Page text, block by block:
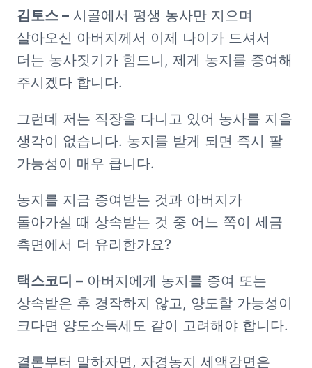
김토스 – 시골에서 평생 농사만 지으며
살아오신 아버지께서 이제 나이가 드셔서
더는 농사짓기가 힘드니, 제게 농지를 증여해
주시겠다 합니다.
그런데 저는 직장을 다니고 있어 농사를 지을
생각이 없습니다. 농지를 받게 되면 즉시 팔
가능성이 매우 큽니다.
농지를 지금 증여받는 것과 아버지가
돌아가실 때 상속받는 것 중 어느 쪽이 세금
측면에서 더 유리한가요?
택스코디 – 아버지에게 농지를 증여 또는
상속받은 후 경작하지 않고, 양도할 가능성이
크다면 양도소득세도 같이 고려해야 합니다.
결론부터 말하자면, 자경농지 세액감면은